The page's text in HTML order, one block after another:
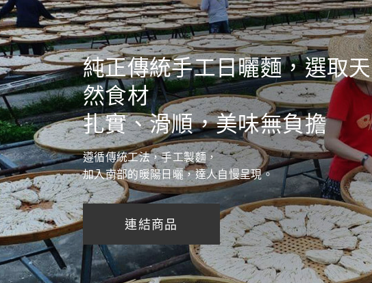
純正傳統手工日曬麵，選取天
然食材
扎實、滑順，美味無負擔
遵循傳統工法，手工製麵，
加入南部的暖陽日曬，達人自慢呈現。
連結商品